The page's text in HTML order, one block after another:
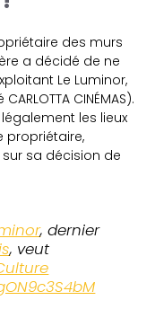
des murs
a décidé de ne
Le Luminor,
CINÉMAS).
les lieux
propriétaire,
sa décision de
, dernier
, veut